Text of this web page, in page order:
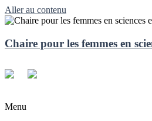
Aller au contenu
Chaire pour les femmes en
Menu